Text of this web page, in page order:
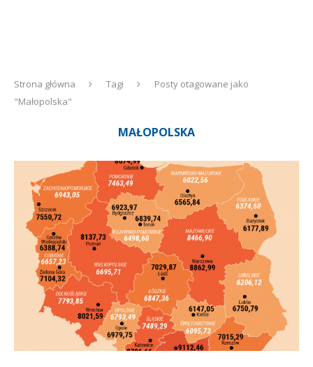
Strona główna Tagi
Posty otagowane jako
"Małopolska"
MAŁOPOLSKA